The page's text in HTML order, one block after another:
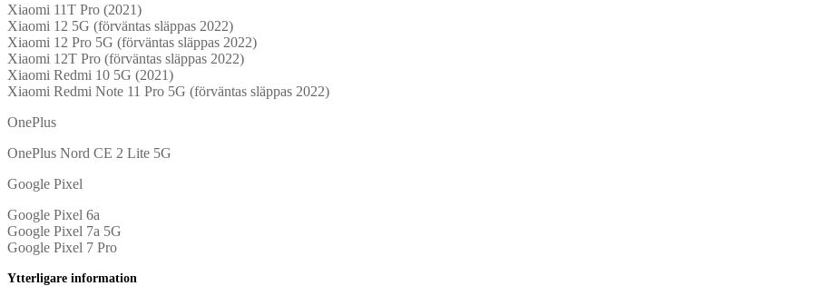
Xiaomi 11T Pro (2021)
Xiaomi 12 5G (förväntas släppas 2022)
Xiaomi 12 Pro 5G (förväntas släppas 2022)
Xiaomi 12T Pro (förväntas släppas 2022)
Xiaomi Redmi 10 5G (2021)
Xiaomi Redmi Note 11 Pro 5G (förväntas släppas 2022)
OnePlus
OnePlus Nord CE 2 Lite 5G
Google Pixel
Google Pixel 6a
Google Pixel 7a 5G
Google Pixel 7 Pro
Ytterligare information